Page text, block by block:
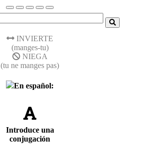
INVIERTE
(manges-tu)
NIEGA
(tu ne manges pas)
En español:
Introduce una
conjugación